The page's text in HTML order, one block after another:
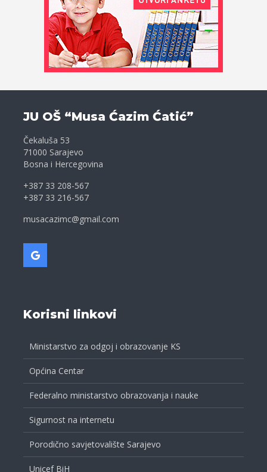
JU OŠ “Musa Ćazim Ćatić”
Čekaluša 53
71000 Sarajevo
Bosna i Hercegovina
+387 33 208-567
+387 33 216-567
musacazimc@gmail.com
Korisni linkovi
Ministarstvo za odgoj i obrazovanje KS
Općina Centar
Federalno ministarstvo obrazovanja i nauke
Sigurnost na internetu
Porodično savjetovalište Sarajevo
Unicef BiH